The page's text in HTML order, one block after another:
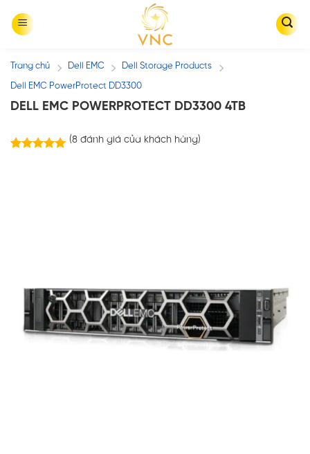
Trang chủ / Dell EMC / Dell Storage Products /
Dell EMC PowerProtect DD3300
DELL EMC POWERPROTECT DD3300 4TB
(8đánh giá của khách hàng)